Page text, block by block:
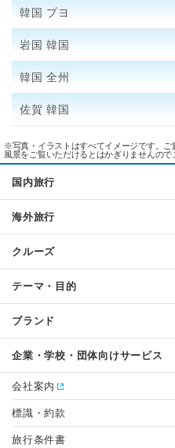
韓国 プヨ
岩国 韓国
韓国 全州
佐賀 韓国
※写真・イラストはすべてイメージです。
風景をご覧いただけるとはかぎりませんので
国内旅行
海外旅行
クルーズ
テーマ・目的
ブランド
企業・学校・団体向けサービス
会社案内
標識・約款
旅行条件書